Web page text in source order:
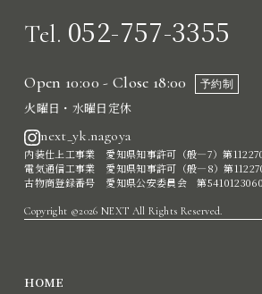
Tel. 052-757-3355
Open 10:00 - Close 18:00 予約制
火曜日・水曜日定休
next_yk.nagoya
内装仕上工事業 愛知県知事許可（般―7）第
電気通信工事業 愛知県知事許可（般―8）第
古物商登録番号 愛知県公安委員会 第
Copyright ©2026 NEXT All Rights Reserved.
HOME